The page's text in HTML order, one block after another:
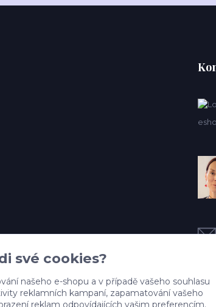
své cookies?
našeho e-shopu a v případě vašeho souhlasu
reklamních kampaní, zapamatování vašeho
reklam odpovídajících vašim preferencím.